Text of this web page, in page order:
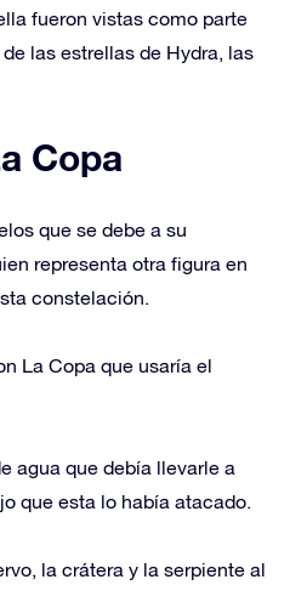
fueron vistas como parte
las estrellas de Hydra, las
Copa
que se debe a su
representa otra figura en
constelación.
La Copa que usaría el
agua que debía llevarle a
que esta lo había atacado.
la crátera y la serpiente al